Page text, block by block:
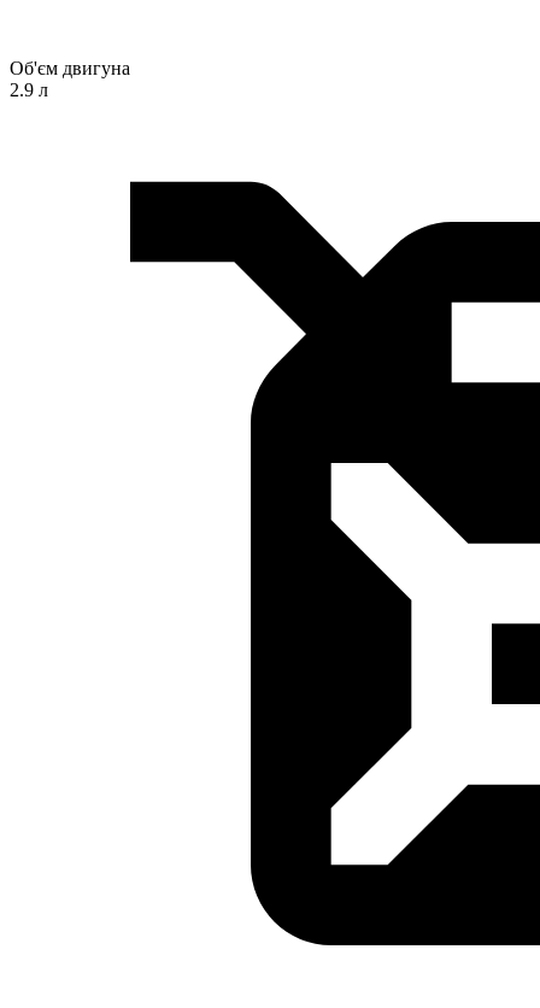
Об'єм двигуна
2.9 л